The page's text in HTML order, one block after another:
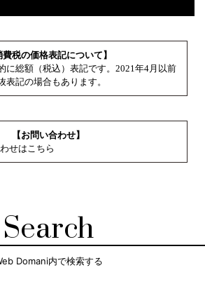
費税の価格表記について】
に総額（税込）表記です。2021年4月以前
表記の場合もあります。
【お問い合わせ】
せはこちら
Search
Domani内で検索する